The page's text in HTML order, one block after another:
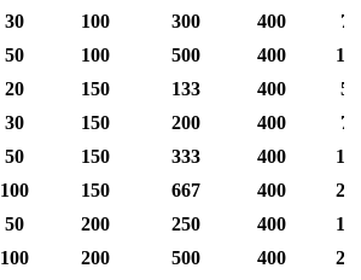
30 100 300 400
75
50 100 500 400
20 150 133 400
50
30 150 200 400
75
50 150 333 400
100 150 667 400
50 200 250 400
100 200 500 400